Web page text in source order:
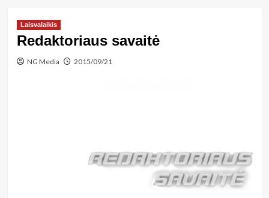
Laisvalaikis
Redaktoriaus savaitė
NG Media 2015/09/21